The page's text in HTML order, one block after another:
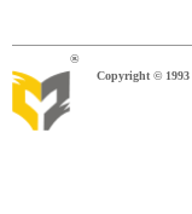
®
Copyright ©